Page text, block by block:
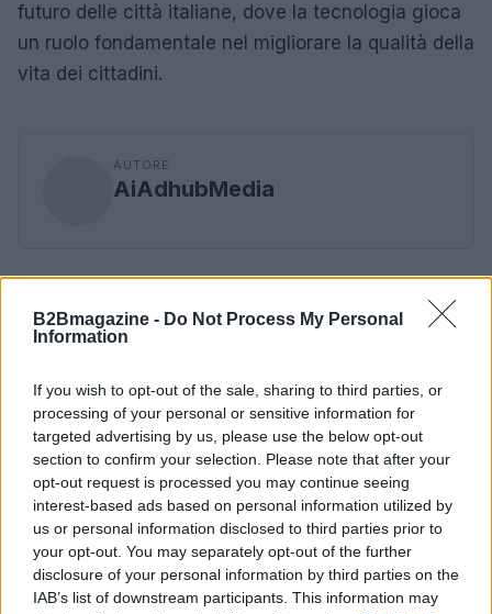
B2Bmagazine - Do Not Process My Personal
Information
If you wish to opt-out of the sale, sharing to third parties, or
processing of your personal or sensitive information for
targeted advertising by us, please use the below opt-out
section to confirm your selection. Please note that after your
opt-out request is processed you may continue seeing
interest-based ads based on personal information utilized by
us or personal information disclosed to third parties prior to
your opt-out. You may separately opt-out of the further
disclosure of your personal information by third parties on the
IAB’s list of downstream participants. This information may
futuro delle città italiane, dove la tecnologia gioca
un ruolo fondamentale nel migliorare la qualità della
vita dei cittadini.
AUTORE
AiAdhubMedia